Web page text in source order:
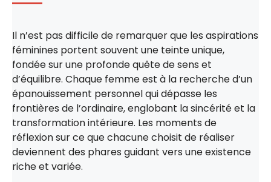
Il n’est pas difficile de remarquer que les aspirations
féminines portent souvent une teinte unique,
fondée sur une profonde quête de sens et
d’équilibre. Chaque femme est à la recherche d’un
épanouissement personnel qui dépasse les
frontières de l’ordinaire, englobant la sincérité et la
transformation intérieure. Les moments de
réflexion sur ce que chacune choisit de réaliser
deviennent des phares guidant vers une existence
riche et variée.